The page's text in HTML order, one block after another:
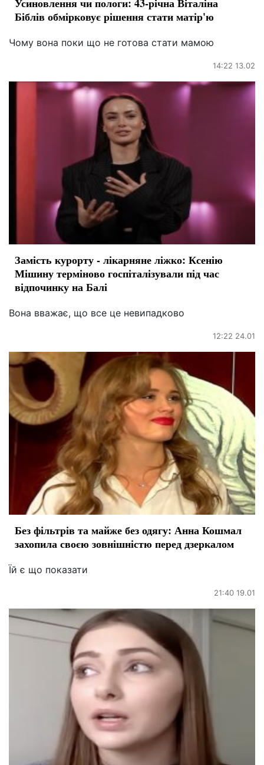
Усиновлення чи пологи: 43-річна Віталіна
Біблів обмірковує рішення стати матір'ю
Чому вона поки що не готова стати мамою
14:22 13.02
Замість курорту - лікарняне ліжко: Ксенію
Мішину терміново госпіталізували під час
відпочинку на Балі
Вона вважає, що все це невипадково
12:22 24.01
Без фільтрів та майже без одягу: Анна Кошмал
захопила своєю зовнішністю перед дзеркалом
Їй є що показати
21:40 19.01